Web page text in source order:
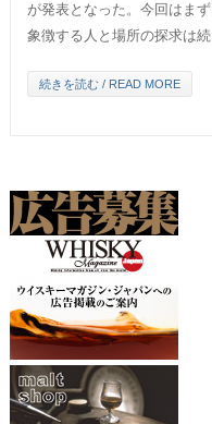
が発表となった。今回はま
象徴する人と場所の探求は続
続きを読む / READ MORE